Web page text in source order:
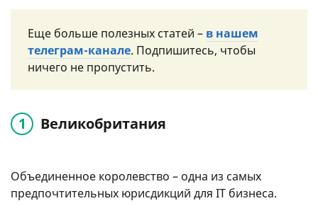
Еще больше полезных статей – в нашем
телеграм-канале. Подпишитесь, чтобы
ничего не пропустить.
Великобритания
Объединенное королевство – одна из самых
предпочтительных юрисдикций для IT бизнеса.